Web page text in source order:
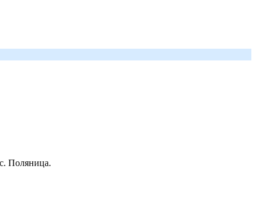
Поляница.